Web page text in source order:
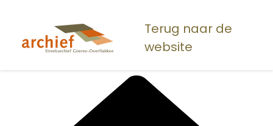
naar
Terug naar de
website